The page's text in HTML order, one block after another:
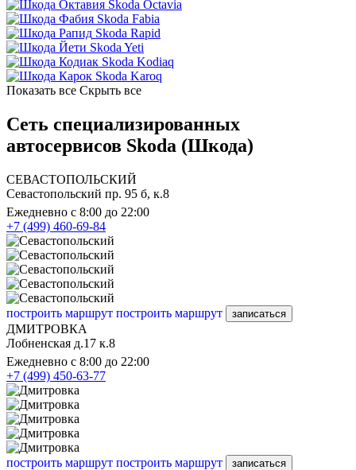
Skoda Octavia
Skoda Fabia
Skoda Rapid
Skoda Yeti
Skoda Kodiaq
Skoda Karoq
Показать все Скрыть все
Сеть специализированных
автосервисов Skoda (Шкода)
СЕВАСТОПОЛЬСКИЙ
Севастопольский пр. 95 б, к.8
Ежедневно с 8:00 до 22:00
+7 (499) 460-69-84
построить маршрут построить маршрут записаться
ДМИТРОВКА
Лобненская д.17 к.8
Ежедневно с 8:00 до 22:00
+7 (499) 450-63-77
построить маршрут построить маршрут записаться